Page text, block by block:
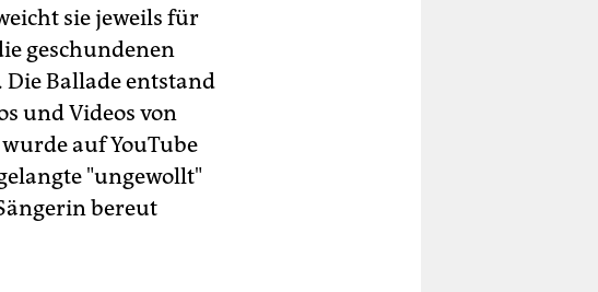
sie jeweils für
geschundenen
Ballade entstand
und Videos von
auf YouTube
"ungewollt"
bereut